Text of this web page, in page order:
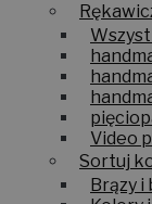
Video
Sortuj
Brązy i